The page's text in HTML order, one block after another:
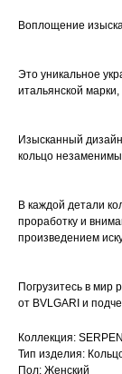
Воплощение
Это уникальное
итальянской
Изысканный
кольцо
В каждой детали
проработку и
произведением
Погрузитесь в мир
от BVLGARI и
Коллекция:
Тип изделия:
Пол: Женский